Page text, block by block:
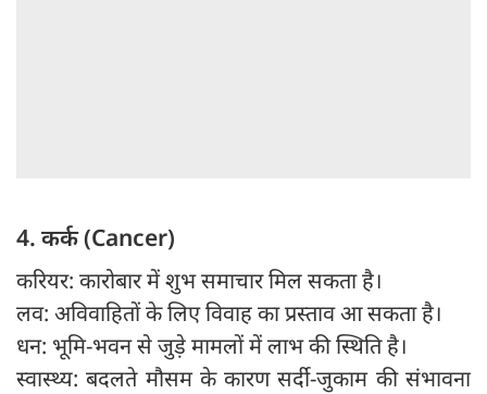
4. कर्क (Cancer)
करियर: कारोबार में शुभ समाचार मिल सकता है।
लव: अविवाहितों के लिए विवाह का प्रस्ताव आ सकता है।
धन: भूमि-भवन से जुड़े मामलों में लाभ की स्थिति है।
स्वास्थ्य: बदलते मौसम के कारण सर्दी-जुकाम की संभावना